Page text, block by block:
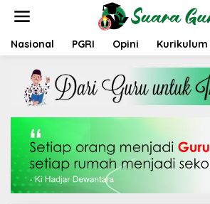
t
Nasional PGRI Opini Kurikulum